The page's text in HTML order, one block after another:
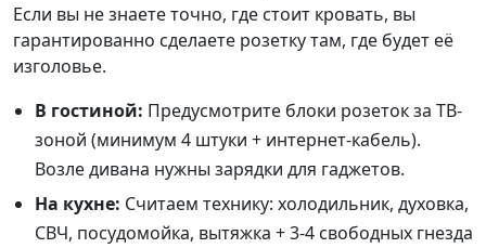
Если вы не знаете точно, где стоит кровать, вы
гарантированно сделаете розетку там, где будет её
изголовье.
В гостиной: Предусмотрите блоки розеток за ТВ-
зоной (минимум 4 штуки + интернет-кабель).
Возле дивана нужны зарядки для гаджетов.
На кухне: Считаем технику: холодильник, духовка,
СВЧ, посудомойка, вытяжка + 3-4 свободных гнезда